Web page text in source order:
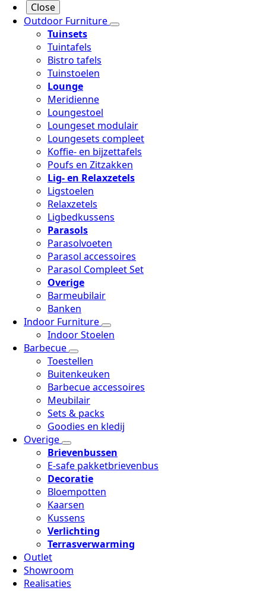
Close
Outdoor Furniture
Tuinsets
Tuintafels
Bistro tafels
Tuinstoelen
Lounge
Meridienne
Loungestoel
Loungeset modulair
Loungesets compleet
Koffie- en bijzettafels
Poufs en Zitzakken
Lig- en Relaxzetels
Ligstoelen
Relaxzetels
Ligbedkussens
Parasols
Parasolvoeten
Parasol accessoires
Parasol Compleet Set
Overige
Barmeubilair
Banken
Indoor Furniture
Indoor Stoelen
Barbecue
Toestellen
Buitenkeuken
Barbecue accessoires
Meubilair
Sets & packs
Goodies en kledij
Overige
Brievenbussen
E-safe pakketbrievenbus
Decoratie
Bloempotten
Kaarsen
Kussens
Verlichting
Terrasverwarming
Outlet
Showroom
Realisaties